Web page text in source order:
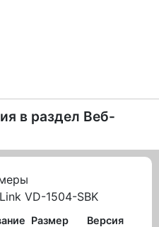
в раздел Веб-
VD-1504-SBK
Размер Версия